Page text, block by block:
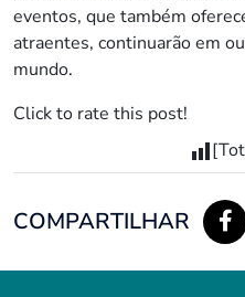
eventos, que também
atraentes, continuarão em
mundo.
Click to rate this post!
COMPARTILHAR